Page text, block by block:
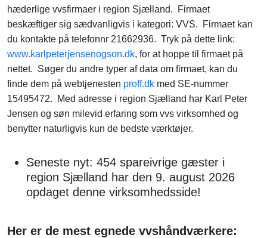
hæderlige vvsfirmaer i region Sjælland. Firmaet
beskæftiger sig sædvanligvis i kategori: VVS. Firmaet kan
du kontakte på telefonnr 21662936. Tryk på dette link:
www.karlpeterjensenogson.dk, for at hoppe til firmaet på
nettet. Søger du andre typer af data om firmaet, kan du
finde dem på webtjenesten proff.dk med SE-nummer
15495472. Med adresse i region Sjælland har Karl Peter
Jensen og søn milevid erfaring som vvs virksomhed og
benytter naturligvis kun de bedste værktøjer.
Seneste nyt: 454 spareivrige gæster i
region Sjælland har den 9. august 2026
opdaget denne virksomhedsside!
Her er de mest egnede vvshåndværkere: